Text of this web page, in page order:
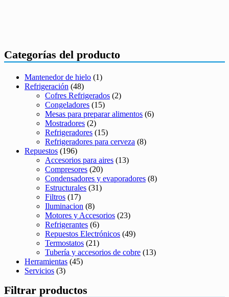
Categorías del producto
Mantenedor de hielo (1)
Refrigeración (48)
Cofres Refrigerados (2)
Congeladores (15)
Mesas para preparar alimentos (6)
Mostradores (2)
Refrigeradores (15)
Refrigeradores para cerveza (8)
Repuestos (196)
Accesorios para aires (13)
Compresores (20)
Condensadores y evaporadores (8)
Estructurales (31)
Filtros (17)
Iluminacion (8)
Motores y Accesorios (23)
Refrigerantes (6)
Repuestos Electrónicos (49)
Termostatos (21)
Tubería y accesorios de cobre (13)
Herramientas (45)
Servicios (3)
Filtrar productos